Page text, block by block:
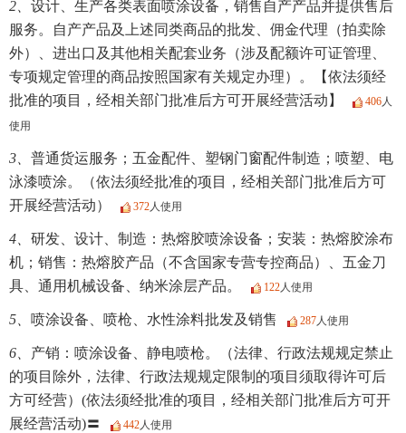
2、 设计、生产各类表面喷涂设备，销售自产产品并提供售后
服务。自产产品及上述同类商品的批发、佣金代理（拍卖除
外）、进出口及其他相关配套业务（涉及配额许可证管理、
专项规定管理的商品按照国家有关规定办理）。【依法须经
批准的项目，经相关部门批准后方可开展经营活动】
406人
使用
3、 普通货运服务；五金配件、塑钢门窗配件制造；喷塑、电
泳漆喷涂。（依法须经批准的项目，经相关部门批准后方可
开展经营活动）
372人使用
4、 研发、设计、制造：热熔胶喷涂设备；安装：热熔胶涂布
机；销售：热熔胶产品（不含国家专营专控商品）、五金刀
具、通用机械设备、纳米涂层产品。
122人使用
5、 喷涂设备、喷枪、水性涂料批发及销售 287人使用
6、 产销：喷涂设备、静电喷枪。（法律、行政法规规定禁止
的项目除外，法律、行政法规规定限制的项目须取得许可后
方可经营）(依法须经批准的项目，经相关部门批准后方可开
展经营活动)〓
442人使用